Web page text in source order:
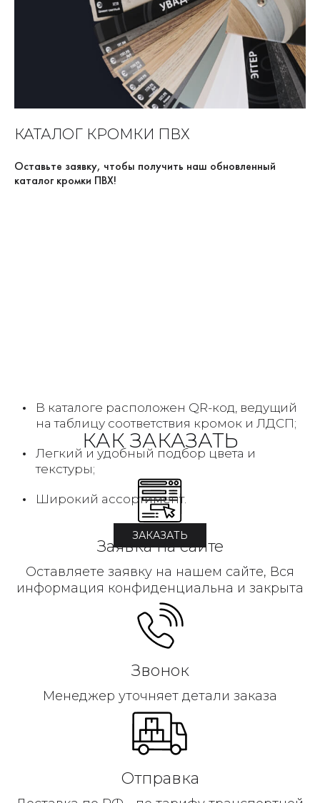
КАТАЛОГ КРОМКИ ПВХ
Оставьте заявку, чтобы получить наш обновленный
каталог кромки ПВХ!
В каталоге расположен QR-код, ведущий
на таблицу соответствия кромок и ЛДСП;
Легкий и удобный подбор цвета и
текстуры;
Широкий ассортимент.
ЗАКАЗАТЬ
КАК ЗАКАЗАТЬ
Заявка на сайте
Оставляете заявку на нашем сайте, Вся
информация конфиденциальна и закрыта
Звонок
Менеджер уточняет детали заказа
Отправка